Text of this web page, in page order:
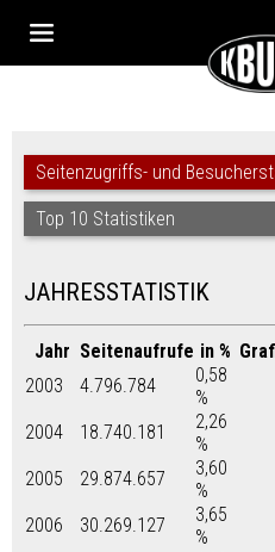
Seitenzugriffs- und
Top 10 Statistiken
JAHRESSTATISTIK
Jahr Seitenaufrufe in %
2003
4.796.784
0,58
%
2004
18.740.181
2,26
%
2005
29.874.657
3,60
%
2006
30.269.127
3,65
%